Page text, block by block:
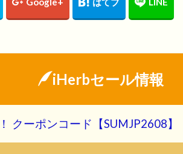
iHerbセール情報
クーポンコード【SUMJP2608】